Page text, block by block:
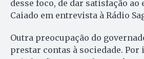
desse foco, de dar satisfação
Caiado em entrevista à Rádio
Outra preocupação do
prestar contas à sociedade. Por